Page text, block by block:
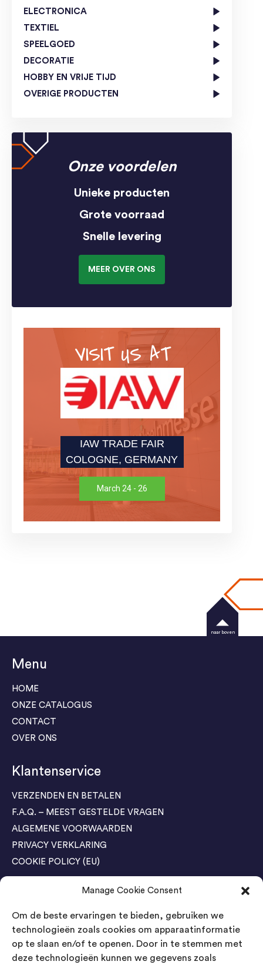
Manage Cookie Consent
Om de beste ervaringen te bieden, gebruiken we
technologieën zoals cookies om apparaatinformatie
op te slaan en/of te openen. Door in te stemmen met
deze technologieën kunnen we gegevens zoals
ELECTRONICA
TEXTIEL
SPEELGOED
DECORATIE
HOBBY EN VRIJE TIJD
OVERIGE PRODUCTEN
Onze voordelen
Unieke producten
Grote voorraad
Snelle levering
MEER OVER ONS
VISIT US AT
IAW TRADE FAIR
COLOGNE, GERMANY
March 24 - 26
Menu
HOME
ONZE CATALOGUS
CONTACT
OVER ONS
Klantenservice
VERZENDEN EN BETALEN
F.A.Q. – MEEST GESTELDE VRAGEN
ALGEMENE VOORWAARDEN
PRIVACY VERKLARING
COOKIE POLICY (EU)
Agenda Trade Shows
04-05 November / SVG FAIR Winterswijk
Bestel GRATIS kaarten
Bestel GRATIS kaarten
naar boven